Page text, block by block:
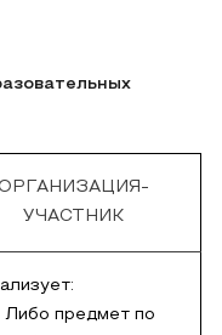
ОРГАНИЗАЦИЯ-
УЧАСТНИК
Либо предмет по